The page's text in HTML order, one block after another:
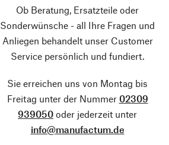
Ob Beratung, Ersatzteile oder
Sonderwünsche - all Ihre Fragen und
Anliegen behandelt unser Customer
Service persönlich und fundiert.
Sie erreichen uns von Montag bis
Freitag unter der Nummer 02309
939050 oder jederzeit unter
info@manufactum.de